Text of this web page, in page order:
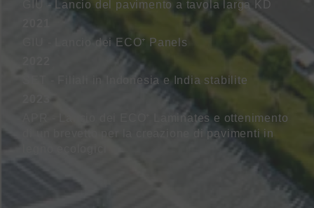
GIU - Lancio del pavimento a tavola larga KD
GIU - Lancio dei ECO⁺ Panels
SET - Filiali in Indonesia e India stabilite
APR - Lancio dei ECO⁺ Laminates e ottenimento
di un brevetto per la creazione di pavimenti in